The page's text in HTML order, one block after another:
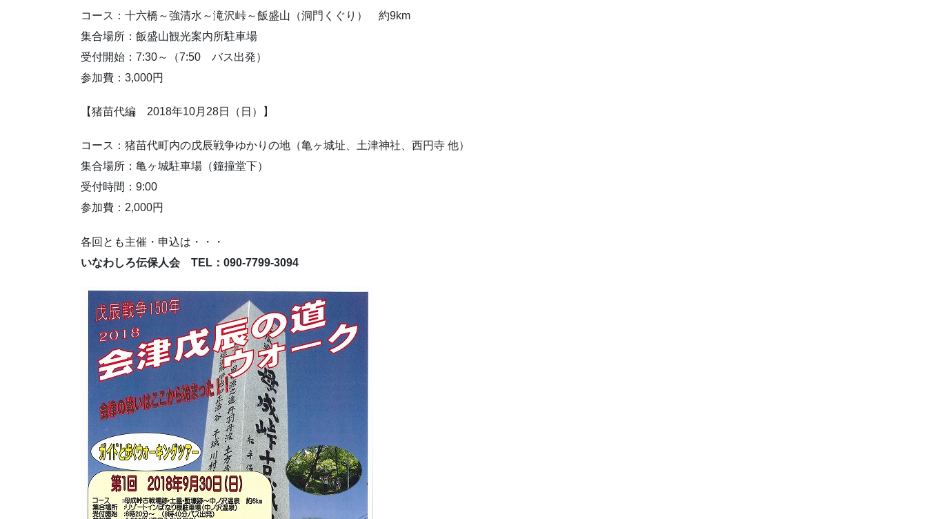
コース：十六橋～強清水～滝沢峠～飯盛山（洞門くぐり） 約9km
集合場所：飯盛山観光案内所駐車場
受付開始：7:30～（7:50 バス出発）
参加費：3,000円
【猪苗代編 2018年10月28日（日）】
コース：猪苗代町内の戊辰戦争ゆかりの地（亀ヶ城址、土津神社、西円寺 他）
集合場所：亀ヶ城駐車場（鐘撞堂下）
受付時間：9:00
参加費：2,000円
各回とも主催・申込は・・・
いなわしろ伝保人会 TEL：090-7799-3094